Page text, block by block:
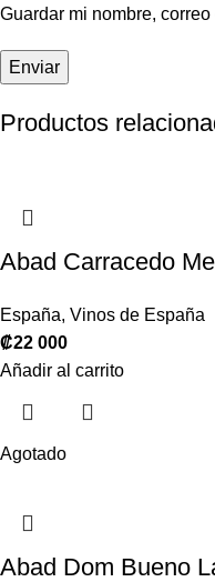
Guardar mi nombre,
Productos
Abad Carracedo
España, Vinos de España
₡22 000
Añadir al carrito
Agotado
Abad Dom Bueno